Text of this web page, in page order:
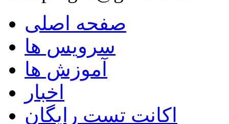
صفحه اصلی
سرویس ها
آموزش ها
اخبار
اکانت تست رایگان